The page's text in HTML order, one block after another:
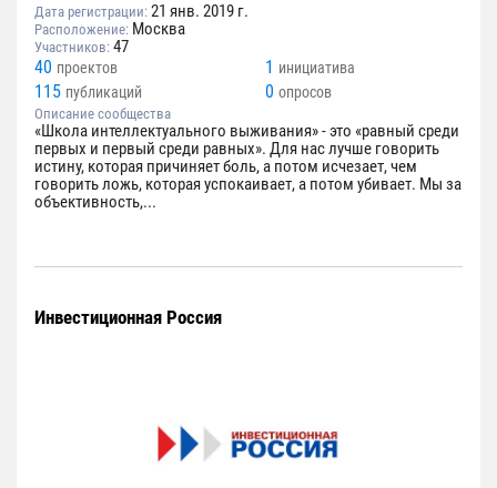
Дата регистрации: 21 янв. 2019 г.
Расположение: Москва
Участников: 47
40 проектов 1 инициатива
115 публикаций 0 опросов
Описание сообщества
«Школа интеллектуального выживания» - это «равный среди
первых и первый среди равных». Для нас лучше говорить
истину, которая причиняет боль, а потом исчезает, чем
говорить ложь, которая успокаивает, а потом убивает. Мы за
объективность,...
Инвестиционная Россия